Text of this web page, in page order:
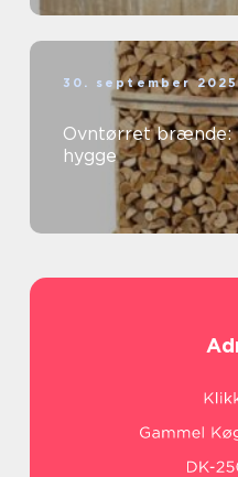
30. september 2025
Ovntørret brænde:
hygge